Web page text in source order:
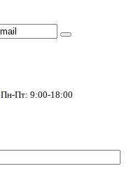
Пн-Пт: 9:00-18:00